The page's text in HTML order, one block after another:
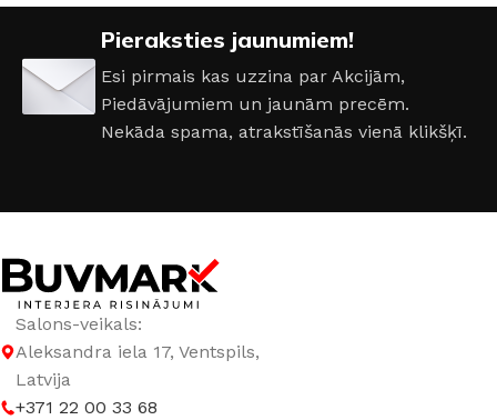
DURVJU VĒRTNES IZMĒRI
600 × 2000 mm ,700 × 2000 mm ,800 × 2000 mm
Pieraksties jaunumiem!
Esi pirmais kas uzzina par Akcijām,
Piedāvājumiem un jaunām precēm.
Nekāda spama, atrakstīšanās vienā klikšķī.
Salons-veikals:
Aleksandra iela 17, Ventspils,
Latvija
+371 22 00 33 68